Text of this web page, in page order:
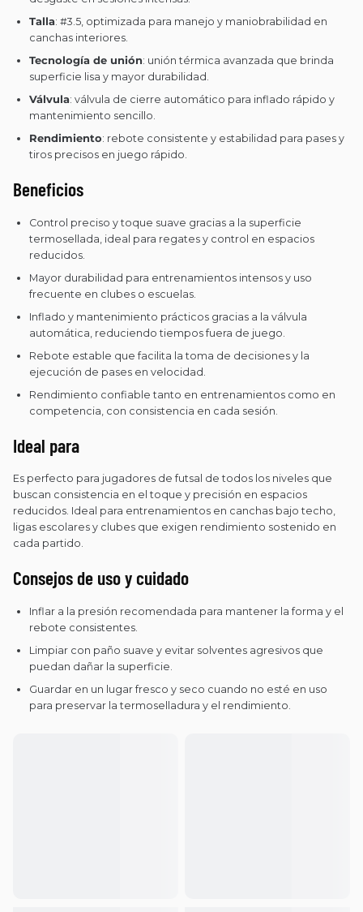
Talla: #3.5, optimizada para manejo y maniobrabilidad en
canchas interiores.
Tecnología de unión: unión térmica avanzada que brinda
superficie lisa y mayor durabilidad.
Válvula: válvula de cierre automático para inflado rápido y
mantenimiento sencillo.
Rendimiento: rebote consistente y estabilidad para pases y
tiros precisos en juego rápido.
Beneficios
Control preciso y toque suave gracias a la superficie
termosellada, ideal para regates y control en espacios
reducidos.
Mayor durabilidad para entrenamientos intensos y uso
frecuente en clubes o escuelas.
Inflado y mantenimiento prácticos gracias a la válvula
automática, reduciendo tiempos fuera de juego.
Rebote estable que facilita la toma de decisiones y la
ejecución de pases en velocidad.
Rendimiento confiable tanto en entrenamientos como en
competencia, con consistencia en cada sesión.
Ideal para
Es perfecto para jugadores de futsal de todos los niveles que
buscan consistencia en el toque y precisión en espacios
reducidos. Ideal para entrenamientos en canchas bajo techo,
ligas escolares y clubes que exigen rendimiento sostenido en
cada partido.
Consejos de uso y cuidado
Inflar a la presión recomendada para mantener la forma y el
rebote consistentes.
Limpiar con paño suave y evitar solventes agresivos que
puedan dañar la superficie.
Guardar en un lugar fresco y seco cuando no esté en uso
para preservar la termoselladura y el rendimiento.